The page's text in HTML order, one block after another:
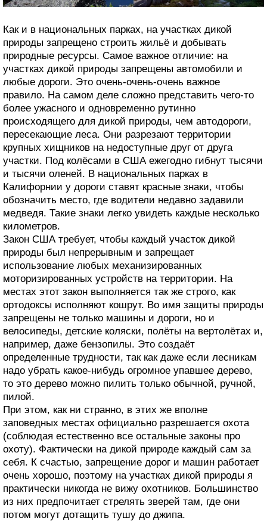
Как и в национальных парках, на участках дикой
природы запрещено строить жильё и добывать
природные ресурсы. Самое важное отличие: на
участках дикой природы запрещены автомобили и
любые дороги. Это очень-очень-очень важное
правило. На самом деле сложно представить чего-то
более ужасного и одновременно рутинно
происходящего для дикой природы, чем автодороги,
пересекающие леса. Они разрезают территории
крупных хищников на недоступные друг от друга
участки. Под колёсами в США ежегодно гибнут тысячи
и тысячи оленей. В национальных парках в
Калифорнии у дороги ставят красные знаки, чтобы
обозначить место, где водители недавно задавили
медведя. Такие знаки легко увидеть каждые несколько
километров.
Закон США требует, чтобы каждый участок дикой
природы был непрерывным и запрещает
использование любых механизированных
моторизированных устройств на территории. На
местах этот закон выполняется так же строго, как
ортодоксы исполняют кошрут. Во имя защиты природы
запрещены не только машины и дороги, но и
велосипеды, детские коляски, полёты на вертолётах и,
например, даже бензопилы. Это создаёт
определенные трудности, так как даже если лесникам
надо убрать какое-нибудь огромное упавшее дерево,
то это дерево можно пилить только обычной, ручной,
пилой.
При этом, как ни странно, в этих же вполне
заповедных местах официально разрешается охота
(соблюдая естественно все остальные законы про
охоту). Фактически на дикой природе каждый сам за
себя. К счастью, запрещение дорог и машин работает
очень хорошо, поэтому на участках дикой природы я
практически никогда не вижу охотников. Большинство
из них предпочитает стрелять зверей там, где они
потом могут дотащить тушу до джипа.